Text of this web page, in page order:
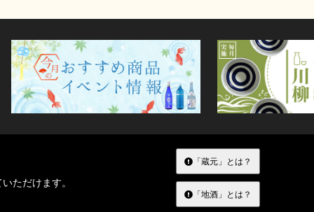
ただけます。
「蔵元」とは？
「地酒」とは？